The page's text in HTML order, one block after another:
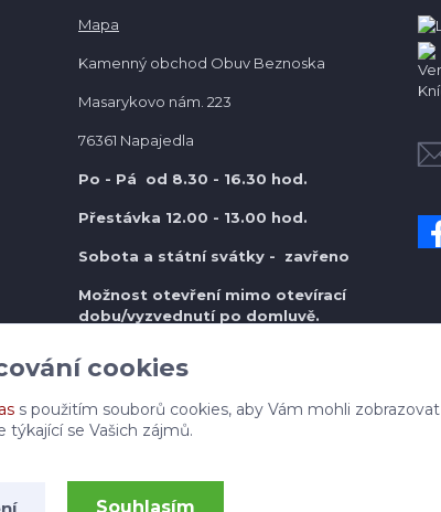
Mapa
Kamenný obchod Obuv Beznoska
Masarykovo nám. 223
76361 Napajedla
Po - Pá od 8.30 - 16.30 hod.
Přestávka 12.00 - 13.00 hod.
Sobota a státní svátky - zavřeno
Možnost otevření mimo otevírací
dobu/vyzvednutí po domluvě.
cookies
s použitím souborů cookies, aby Vám mohli zobrazovat
týkající se Vašich zájmů.
Souhlasím